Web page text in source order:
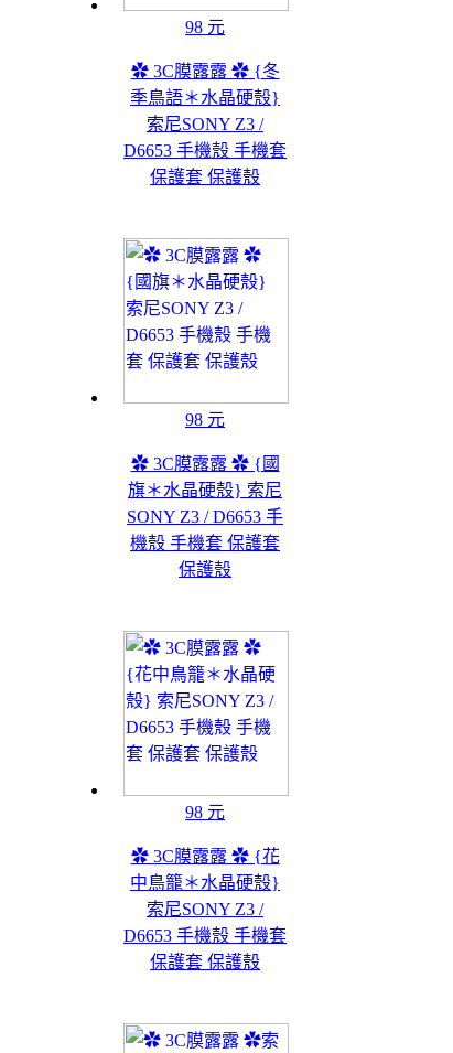
98 元
✿ 3C膜露露 ✿ {冬
季鳥語＊水晶硬殼}
索尼SONY Z3 /
D6653 手機殼 手機套
保護套 保護殼
98 元
✿ 3C膜露露 ✿ {國
旗＊水晶硬殼} 索尼
SONY Z3 / D6653 手
機殼 手機套 保護套
保護殼
98 元
✿ 3C膜露露 ✿ {花
中鳥籠＊水晶硬殼}
索尼SONY Z3 /
D6653 手機殼 手機套
保護套 保護殼